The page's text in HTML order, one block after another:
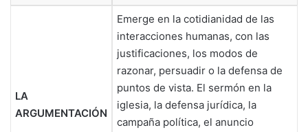
LA
ARGUMENTACIÓN
Emerge en la cotidianidad de las
interacciones humanas, con las
justificaciones, los modos de
razonar, persuadir o la defensa de
puntos de vista. El sermón en la
iglesia, la defensa jurídica, la
campaña política, el anuncio